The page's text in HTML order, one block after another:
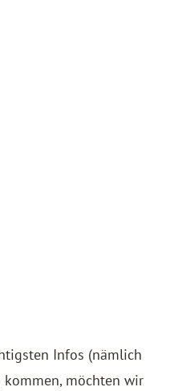
Infos (nämlich
möchten wir